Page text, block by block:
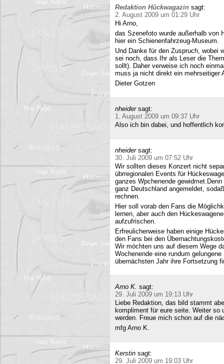
Redaktion Hückwagazin sagt:
2. August 2009 um 01:29 Uhr
Hi Arno,
das Szenefoto wurde außerhalb von
hier ein Schienenfahrzeug-Museum.
Und Danke für den Zuspruch, wobei
sei noch, dass Ihr als Leser die
sollt). Daher verweise ich noch
muss ja nicht direkt ein mehrseitiger
Dieter Gotzen
nheider sagt:
1. August 2009 um 09:37 Uhr
Also ich bin dabei, und hoffentlich
nheider sagt:
30. Juli 2009 um 07:52 Uhr
Wir sollten dieses Konzert nicht
übrregionalen Events für
ganzes Wpchenende
ganz Deutschland angemeldet,
rechnen.
Hier soll vorab den Fans die
lernen, aber auch den
aufzufrischen.
Erfreulicherweise haben einige
den Fans bei den
Wir möchten uns auf diesem Wege
Wochenende eine rundum
übernächsten Jahr ihre Fortsetzung
Arno K. sagt:
29. Juli 2009 um 19:13 Uhr
Liebe Redaktion, das bild stammt
kompliment für eure seite. Weiter so
werden. Freue mich schon auf die
mfg Arno K.
Kerstin sagt:
29. Juli 2009 um 19:03 Uhr